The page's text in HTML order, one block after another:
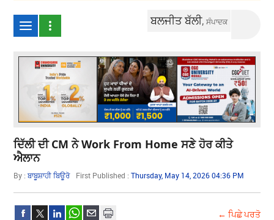
ਬਲਜੀਤ ਬੱਲੀ,ਸੰਪਾਦਕ
ਦਿੱਲੀ ਦੀ CM ਨੇ Work From Home ਸਣੇ ਹੋਰ ਕੀਤੇ
ਐਲਾਨ
By :ਬਾਬੂਸ਼ਾਹੀ ਬਿਊਰੋ First Published :Thursday, May 14, 2026 04:36 PM
← ਪਿਛੇ ਪਰਤੋ